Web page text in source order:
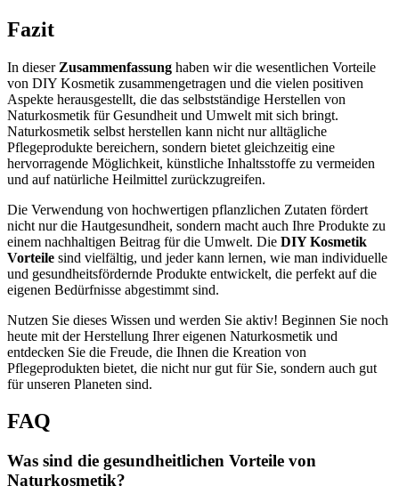
Fazit
In dieser Zusammenfassung haben wir die wesentlichen Vorteile
von DIY Kosmetik zusammengetragen und die vielen positiven
Aspekte herausgestellt, die das selbstständige Herstellen von
Naturkosmetik für Gesundheit und Umwelt mit sich bringt.
Naturkosmetik selbst herstellen kann nicht nur alltägliche
Pflegeprodukte bereichern, sondern bietet gleichzeitig eine
hervorragende Möglichkeit, künstliche Inhaltsstoffe zu vermeiden
und auf natürliche Heilmittel zurückzugreifen.
Die Verwendung von hochwertigen pflanzlichen Zutaten fördert
nicht nur die Hautgesundheit, sondern macht auch Ihre Produkte zu
einem nachhaltigen Beitrag für die Umwelt. Die DIY Kosmetik
Vorteile sind vielfältig, und jeder kann lernen, wie man individuelle
und gesundheitsfördernde Produkte entwickelt, die perfekt auf die
eigenen Bedürfnisse abgestimmt sind.
Nutzen Sie dieses Wissen und werden Sie aktiv! Beginnen Sie noch
heute mit der Herstellung Ihrer eigenen Naturkosmetik und
entdecken Sie die Freude, die Ihnen die Kreation von
Pflegeprodukten bietet, die nicht nur gut für Sie, sondern auch gut
für unseren Planeten sind.
FAQ
Was sind die gesundheitlichen Vorteile von
Naturkosmetik?